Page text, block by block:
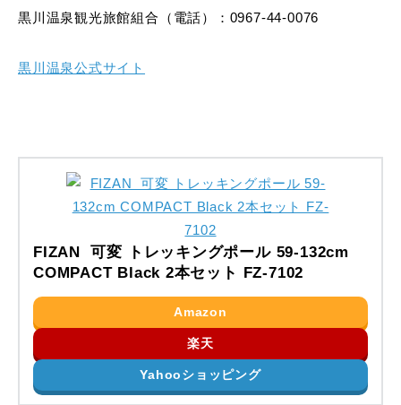
黒川温泉観光旅館組合（電話）：0967-44-0076
黒川温泉公式サイト
FIZAN 可変 トレッキングポール 59-132cm
COMPACT Black 2本セット FZ-7102
Amazon
楽天
Yahooショッピング